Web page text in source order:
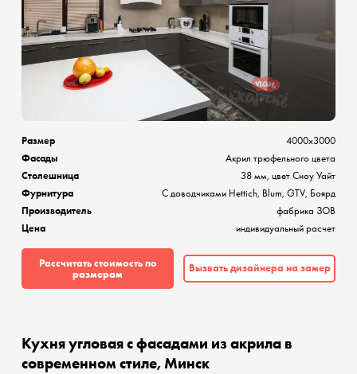
Размер
4000х3000
Фасады
Акрил трюфельного цвета
Столешница
38 мм, цвет Сноу Уайт
Фурнитура
С доводчиками Hettich, Blum, GTV, Боярд
Производитель
фабрика ЗОВ
Цена
индивидуальный расчет
Рассчитать стоимость по
размерам
Вызвать дизайнера на замер
Кухня угловая с фасадами из акрила в
современном стиле, Минск